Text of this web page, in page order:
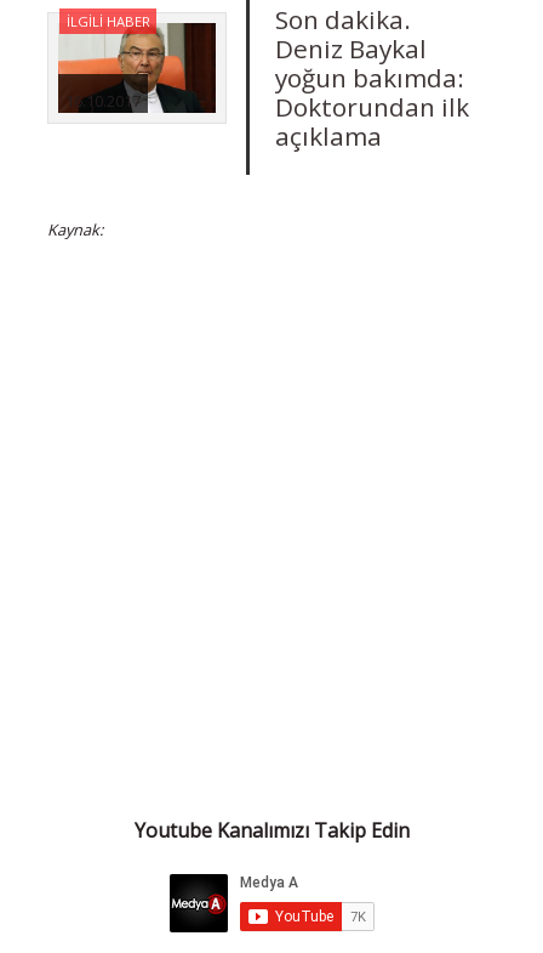
16.10.2017
Son dakika.
Deniz Baykal
yoğun bakımda:
Doktorundan ilk
açıklama
İLGİLİ HABER
Kaynak:
Youtube Kanalımızı Takip Edin